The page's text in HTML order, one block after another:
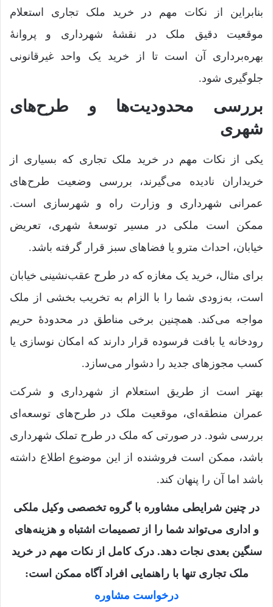
بنابراین از نکات مهم در خرید ملک تجاری استعلام
موقعیت دقیق ملک در نقشۀ شهرداری و پروانۀ
بهره‌برداری آن است تا از خرید یک واحد غیرقانونی
جلوگیری شود.
بررسی محدودیت‌ها و طرح‌های
شهری
یکی از نکات مهم در خرید ملک تجاری که بسیاری از
خریداران نادیده می‌گیرند، بررسی وضعیت طرح‌های
عمرانی شهرداری و وزارت راه و شهرسازی است.
ممکن است ملکی در مسیر توسعۀ شهری، تعریض
خیابان، احداث مترو یا فضاهای سبز قرار گرفته باشد.
برای مثال، خرید یک مغازه که در طرح عقب‌نشینی خیابان
است، به‌زودی شما را با الزام به تخریب بخشی از ملک
مواجه می‌کند. همچنین برخی مناطق در محدودۀ حریم
رودخانه یا بافت فرسوده قرار دارند که امکان نوسازی یا
کسب مجوزهای جدید را دشوار می‌سازد.
بهتر است از طریق استعلام از شهرداری و شرکت
عمران منطقه‌ای، موقعیت ملک در طرح‌های توسعه‌ای
بررسی شود. در صورتی که ملک در طرح تملک شهرداری
باشد، ممکن است فروشنده از این موضوع اطلاع داشته
باشد اما آن را پنهان کند.
در چنین شرایطی مشاوره با گروه تخصصی وکیل ملکی
و اداری می‌تواند شما را از تصمیمات اشتباه و هزینه‌های
سنگین بعدی نجات دهد. درک کامل از نکات مهم در خرید
ملک تجاری تنها با راهنمایی افراد آگاه ممکن است:
درخواست مشاوره